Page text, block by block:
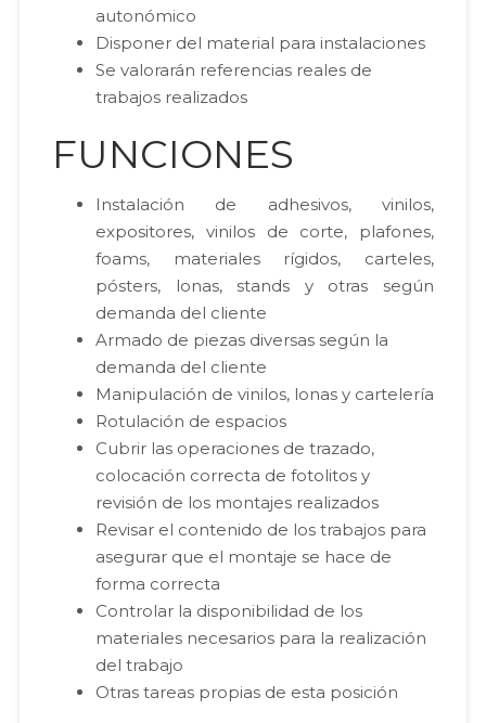
autonómico
Disponer del material para instalaciones
Se valorarán referencias reales de
trabajos realizados
FUNCIONES
Instalación de adhesivos, vinilos,
expositores, vinilos de corte, plafones,
foams, materiales rígidos, carteles,
pósters, lonas, stands y otras según
demanda del cliente
Armado de piezas diversas según la
demanda del cliente
Manipulación de vinilos, lonas y cartelería
Rotulación de espacios
Cubrir las operaciones de trazado,
colocación correcta de fotolitos y
revisión de los montajes realizados
Revisar el contenido de los trabajos para
asegurar que el montaje se hace de
forma correcta
Controlar la disponibilidad de los
materiales necesarios para la realización
del trabajo
Otras tareas propias de esta posición